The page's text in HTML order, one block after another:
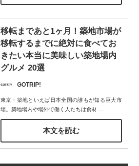
移転まであと1ヶ月！築地市場が
移転するまでに絶対に食べてお
きたい本当に美味しい築地場内
グルメ 20選
GOTRIP!
東京・築地といえば日本全国の誰もが知る巨大市
場。築地場内や場外で働く人たちは食材…
本文を読む